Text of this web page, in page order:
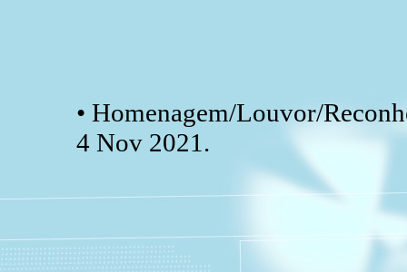
• Homenagem/Louvor/
4 Nov 2021.